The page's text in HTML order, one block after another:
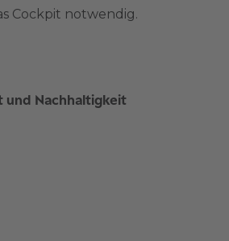
Cockpit notwendig.
und Nachhaltigkeit